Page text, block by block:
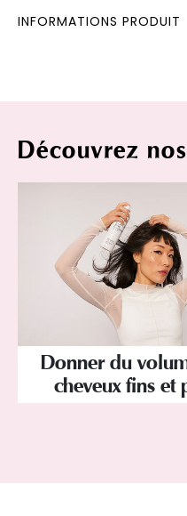
INFORMATIONS PRODUIT
Découvrez
Donner du
cheveux fins et